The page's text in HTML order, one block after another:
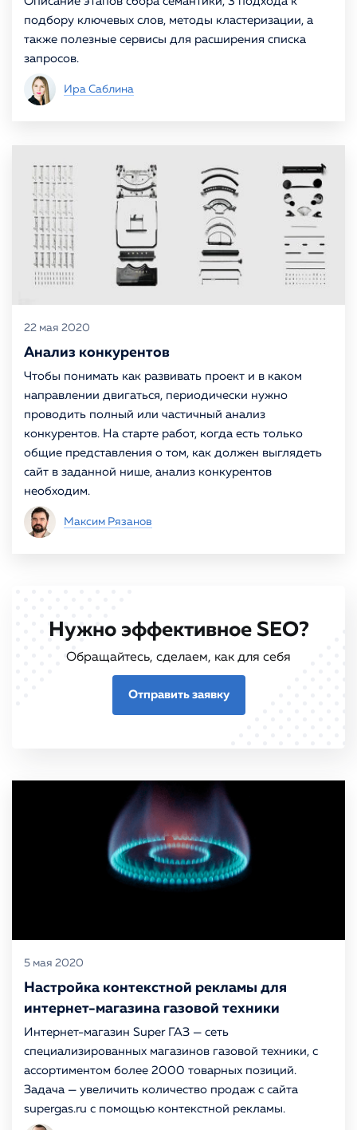
подбору ключевых слов, методы кластеризации, а
также полезные сервисы для расширения списка
запросов.
Ира Саблина
22 мая 2020
Анализ конкурентов
Чтобы понимать как развивать проект и в каком
направлении двигаться, периодически нужно
проводить полный или частичный анализ
конкурентов. На старте работ, когда есть только
общие представления о том, как должен выглядеть
сайт в заданной нише, анализ конкурентов
необходим.
Максим Рязанов
Нужно эффективное SEO?
Обращайтесь, сделаем, как для себя
Отправить заявку
5 мая 2020
Настройка контекстной рекламы для
интернет-магазина газовой техники
Интернет-магазин Super ГАЗ — сеть
специализированных магазинов газовой техники, с
ассортиментом более 2000 товарных позиций.
Задача — увеличить количество продаж с сайта
supergas.ru с помощью контекстной рекламы.